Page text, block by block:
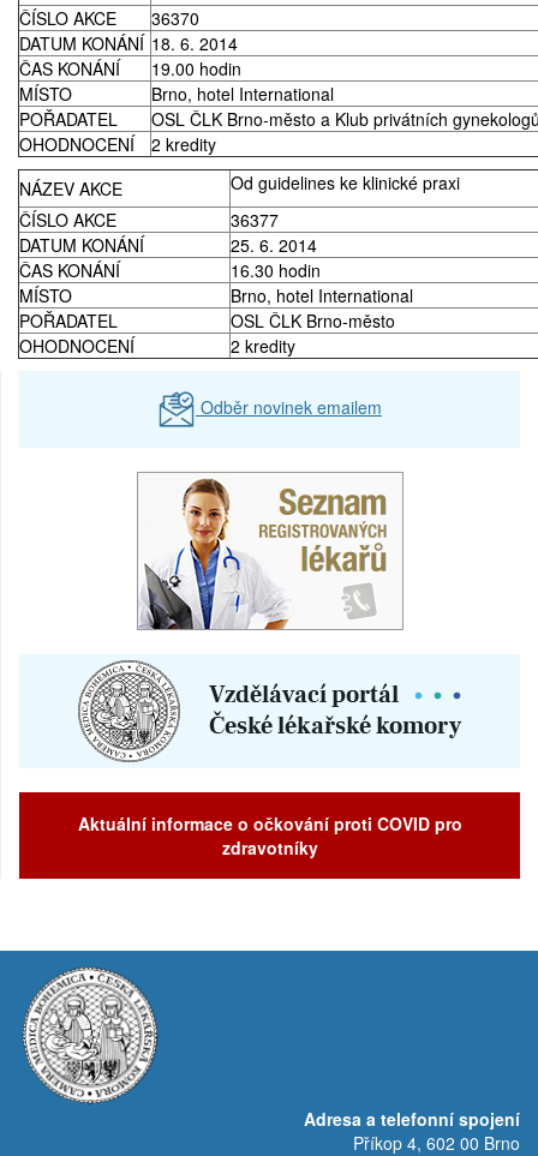
ČÍSLO AKCE
36370
DATUM KONÁNÍ 18. 6. 2014
ČAS KONÁNÍ
19.00 hodin
MÍSTO
Brno, hotel International
POŘADATEL
OSL ČLK Brno-město a Klub privátních
OHODNOCENÍ
2 kredity
NÁZEV AKCE
Od guidelines ke klinické praxi
ČÍSLO AKCE
36377
DATUM KONÁNÍ
25. 6. 2014
ČAS KONÁNÍ
16.30 hodin
MÍSTO
Brno, hotel International
POŘADATEL
OSL ČLK Brno-město
OHODNOCENÍ
2 kredity
Odběr novinek emailem
Aktuální informace o očkování proti COVID pro
zdravotníky
Adresa a telefonní spojení
Příkop 4, 602 00 Brno